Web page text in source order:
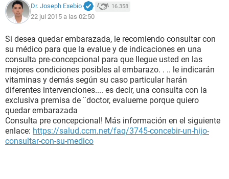
Dr. Joseph Exebio 16.358
22 jul 2015 a las 02:50
Si desea quedar embarazada, le recomiendo consultar con
su médico para que la evalue y de indicaciones en una
consulta pre-concepcional para que llegue usted en las
mejores condiciones posibles al embarazo. . .. le indicarán
vitaminas y demás según su caso particular harán
diferentes intervenciones.... es decir, una consulta con la
exclusiva premisa de ¨doctor, evalueme porque quiero
quedar embarazada
Consulta pre concepcional! Más información en el siguiente
enlace: https://salud.ccm.net/faq/3745-concebir-un-hijo-
consultar-con-su-medico